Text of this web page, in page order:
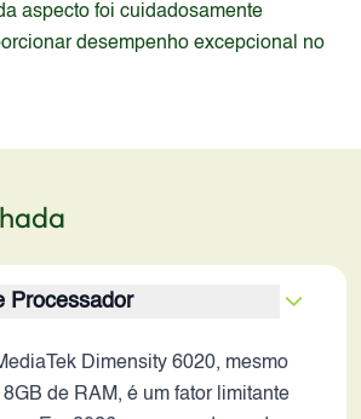
aspecto foi cuidadosamente
desempenho excepcional no
Processador
Dimensity 6020, mesmo
de RAM, é um fator limitante